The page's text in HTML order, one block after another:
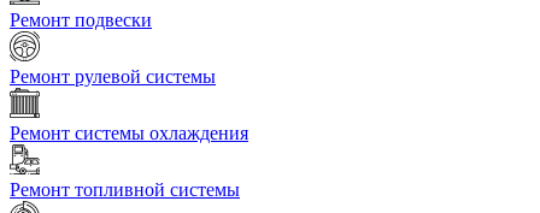
Ремонт подвески
Ремонт рулевой системы
Ремонт системы охлаждения
Ремонт топливной системы